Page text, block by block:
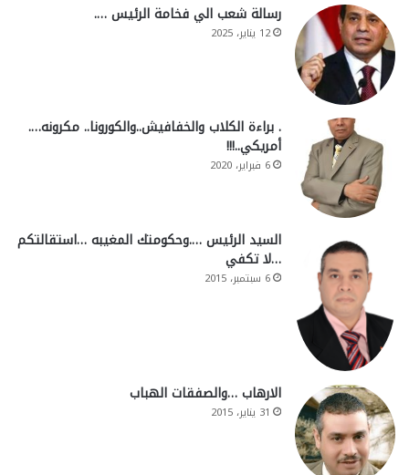
رسالة شعب الي فخامة الرئيس ….
12 يناير، 2025
. براءة الكلاب والخفافيش..والكورونا.. مكرونه….
أمريكي..!!!
6 فبراير، 2020
السيد الرئيس ….وحكومتك المغيبه …استقالتكم
…لا تكفي
6 سبتمبر، 2015
الارهاب …والصفقات الهباب
31 يناير، 2015